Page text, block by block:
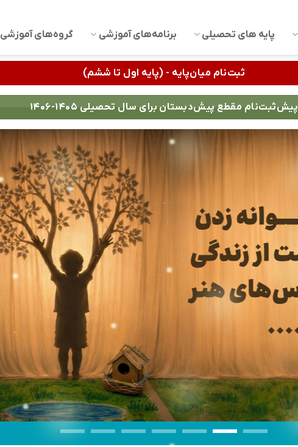
پایه های تحصیلی برنامه‌های آموزشی گروه‌های آموزشی
ثبت‌نام میان‌پایه - (پایه اول تا ششم)
پیش‌ثبت‌نام مقطع پیش‌دبستان برای سال تحصیلی ۱۴۰۵-۱۴۰۶